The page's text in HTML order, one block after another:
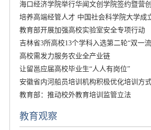
海口经济学院举行华闻文创学院签约暨营创
培养高端经管人才 中国社会科学院大学成
教育部开展加强高校实验室安全专项行动
吉林省3所高校13个学科入选第二轮“双一
高校需发力服务农业全产业链
让留邕应届高校毕业生“人人有岗位”
安徽省内河船员培训机构积极优化培训方
教育部：推动校外教育培训监管立法
教育观察